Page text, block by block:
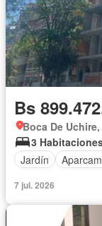
Bs
Boca De
3
Jardín
7 jul. 2026